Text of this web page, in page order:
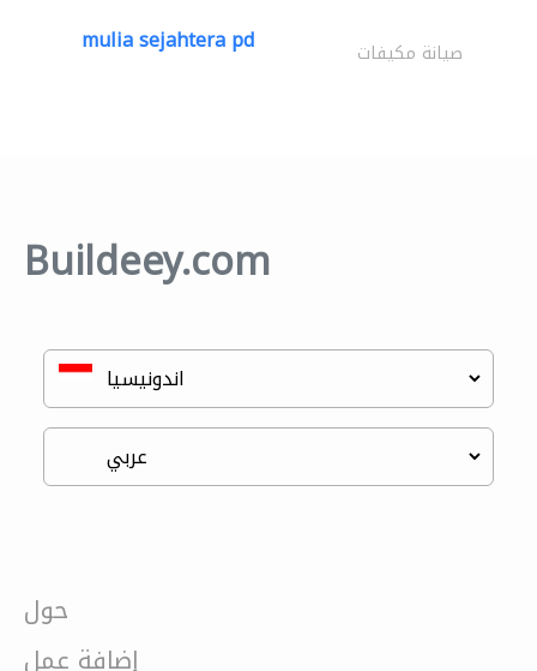
mulia sejahtera pd صيانة مكيفات
Buildeey.com
حول
إضافة عمل